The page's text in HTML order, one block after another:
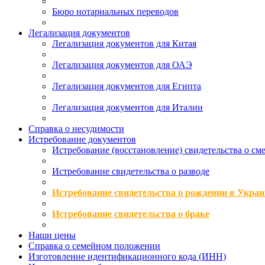
Бюро нотариальных переводов
Легализация документов
Легализация документов для Китая
Легализация документов для ОАЭ
Легализация документов для Египта
Легализация документов для Италии
Справка о несудимости
Истребование документов
Истребование (восстановление) свидетельства о
Истребование свидетельства о разводе
Истребование свидетельства о рождении в
Истребование свидетельства о браке
Наши цены
Справка о семейном положении
Изготовление идентификационного кода (ИНН)